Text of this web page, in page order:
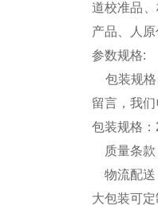
道校准品
产品、人
参数规格:
包装规格
留言，我
包装规格
质量条款
物流配送
大包装可